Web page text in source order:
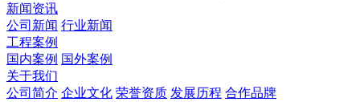
新闻资讯
公司新闻 行业新闻
工程案例
国内案例 国外案例
关于我们
公司简介 企业文化 荣誉资质 发展历程 合作品牌